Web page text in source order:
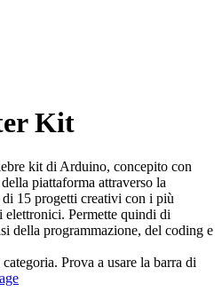
Kit
kit di Arduino, concepito con
piattaforma attraverso la
15 progetti creativi con i più
Permette quindi di
della programmazione, del coding e
Prova a usare la barra di